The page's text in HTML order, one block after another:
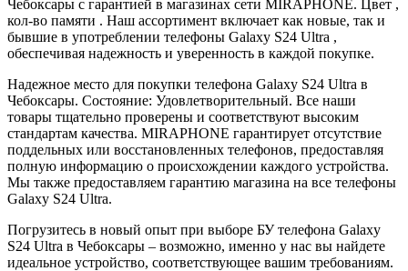
Чебоксары с гарантией в магазинах сети MIRAPHONE. Цвет ,
кол-во памяти . Наш ассортимент включает как новые, так и
бывшие в употреблении телефоны Galaxy S24 Ultra ,
обеспечивая надежность и уверенность в каждой покупке.
Надежное место для покупки телефона Galaxy S24 Ultra в
Чебоксары. Состояние: Удовлетворительный. Все наши
товары тщательно проверены и соответствуют высоким
стандартам качества. MIRAPHONE гарантирует отсутствие
поддельных или восстановленных телефонов, предоставляя
полную информацию о происхождении каждого устройства.
Мы также предоставляем гарантию магазина на все телефоны
Galaxy S24 Ultra.
Погрузитесь в новый опыт при выборе БУ телефона Galaxy
S24 Ultra в Чебоксары – возможно, именно у нас вы найдете
идеальное устройство, соответствующее вашим требованиям.